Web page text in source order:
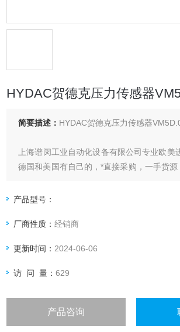
HYDAC贺德克压力传感器
简要描述： HYDAC贺德克压力传感器
上海谱闵工业自动化设备有限公司专业欧美
德国和美国有自己的，*直接采购，一手货
给我们提供固定折扣，确保我们给客户惠的价
渠道广: 除了现货，我们跟欧洲许多有直接
们可以采购到由于保护而不能报价的品
产品型号：
厂商性质：经销商
更新时间： 2024-06-06
访 问 量：629
产品咨询